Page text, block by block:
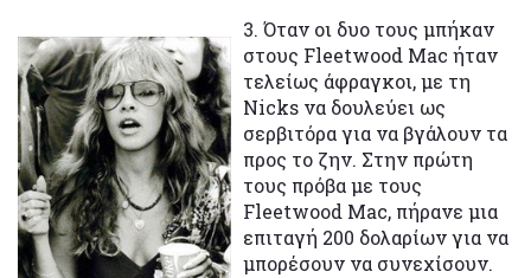
3. Όταν οι δυο τους μπήκαν
στους Fleetwood Mac ήταν
τελείως άφραγκοι, με τη
Nicks να δουλεύει ως
σερβιτόρα για να βγάλουν τα
προς το ζην. Στην πρώτη
τους πρόβα με τους
Fleetwood Mac, πήρανε μια
επιταγή 200 δολαρίων για να
μπορέσουν να συνεχίσουν.